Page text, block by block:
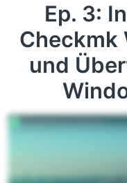
Ep. 3:
Checkmk
und